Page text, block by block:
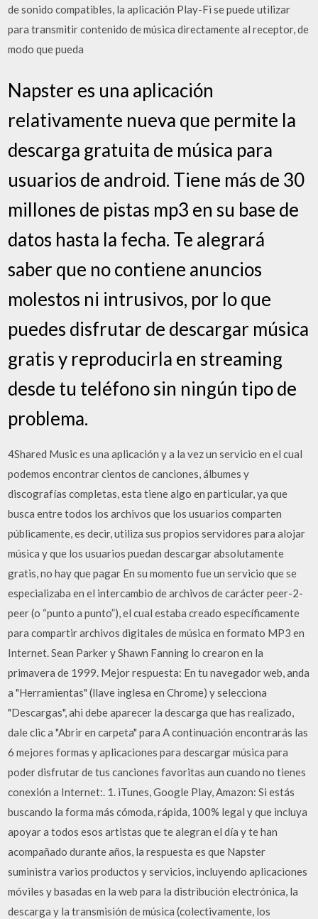
de sonido compatibles, la aplicación Play-Fi se puede utilizar
para transmitir contenido de música directamente al receptor, de
modo que pueda
Napster es una aplicación
relativamente nueva que permite la
descarga gratuita de música para
usuarios de android. Tiene más de 30
millones de pistas mp3 en su base de
datos hasta la fecha. Te alegrará
saber que no contiene anuncios
molestos ni intrusivos, por lo que
puedes disfrutar de descargar música
gratis y reproducirla en streaming
desde tu teléfono sin ningún tipo de
problema.
4Shared Music es una aplicación y a la vez un servicio en el cual
podemos encontrar cientos de canciones, álbumes y
discografías completas, esta tiene algo en particular, ya que
busca entre todos los archivos que los usuarios comparten
públicamente, es decir, utiliza sus propios servidores para alojar
música y que los usuarios puedan descargar absolutamente
gratis, no hay que pagar En su momento fue un servicio que se
especializaba en el intercambio de archivos de carácter peer-2-
peer (o “punto a punto”), el cual estaba creado específicamente
para compartir archivos digitales de música en formato MP3 en
Internet. Sean Parker y Shawn Fanning lo crearon en la
primavera de 1999. Mejor respuesta: En tu navegador web, anda
a "Herramientas" (llave inglesa en Chrome) y selecciona
"Descargas", ahi debe aparecer la descarga que has realizado,
dale clic a "Abrir en carpeta" para A continuación encontrarás las
6 mejores formas y aplicaciones para descargar música para
poder disfrutar de tus canciones favoritas aun cuando no tienes
conexión a Internet:. 1. iTunes, Google Play, Amazon: Si estás
buscando la forma más cómoda, rápida, 100% legal y que incluya
apoyar a todos esos artistas que te alegran el día y te han
acompañado durante años, la respuesta es que Napster
suministra varios productos y servicios, incluyendo aplicaciones
móviles y basadas en la web para la distribución electrónica, la
descarga y la transmisión de música (colectivamente, los